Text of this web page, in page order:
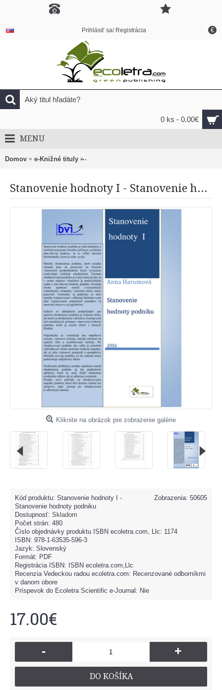
€
Prihlásiť sa/ Registrácia
0 ks - 0.00€
MENU
Domov e-Knižné tituly Stanovenie hodnoty I - Stanovenie hodnoty
Stanovenie hodnoty I - Stanovenie hodnoty podniku
Kliknite na obrázok pre zobrazenie galérie
Zobrazenia: 50605
Kód produktu: Stanovenie hodnoty I -
Stanovenie hodnoty podniku
Dostupnosť: Skladom
Počet strán: 480
Číslo objednávky produktu ISBN ecoletra.com, Llc: 1174
ISBN: 978-1-63535-596-3
Jazyk: Slovenský
Formát: PDF
Registrácia ISBN: ISBN ecoletra.com,Llc
Recenzia Vedeckou radou ecoletra.com: Recenzované odborníkmi
v danom obore
Príspevok do Ecoletra Scientific e-Journal: Nie
17.00€
- +
DO KOŠÍKA